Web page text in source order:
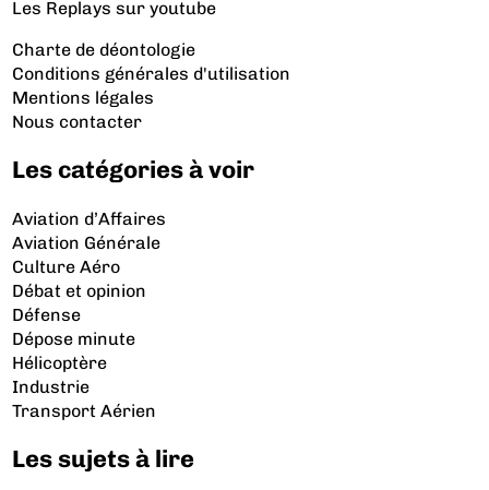
Les Replays sur youtube
Charte de déontologie
Conditions générales d'utilisation
Mentions légales
Nous contacter
Les catégories à voir
Aviation d’Affaires
Aviation Générale
Culture Aéro
Débat et opinion
Défense
Dépose minute
Hélicoptère
Industrie
Transport Aérien
Les sujets à lire